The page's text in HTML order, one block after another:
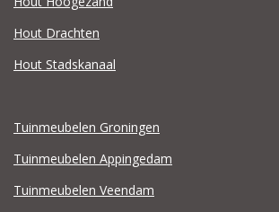
Hout Drachten
Hout Stadskanaal
Tuinmeubelen Groningen
Tuinmeubelen Appingedam
Tuinmeubelen Veendam